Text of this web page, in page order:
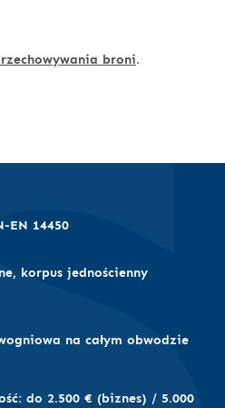
broni.
EN 14450
korpus jednościenny
na całym obwodzie
do 2.500 € (biznes) / 5.000